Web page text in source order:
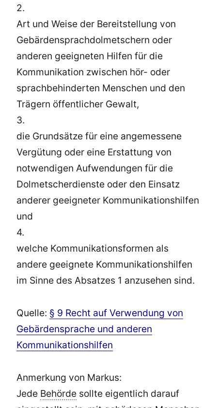
2.
Art und Weise der Bereitstellung von
Gebärdensprachdolmetschern oder
anderen geeigneten Hilfen für die
Kommunikation zwischen hör- oder
sprachbehinderten Menschen und den
Trägern öffentlicher Gewalt,
3.
die Grundsätze für eine angemessene
Vergütung oder eine Erstattung von
notwendigen Aufwendungen für die
Dolmetscherdienste oder den Einsatz
anderer geeigneter Kommunikationshilfen
und
4.
welche Kommunikationsformen als
andere geeignete Kommunikationshilfen
im Sinne des Absatzes 1 anzusehen sind.
Quelle: § 9 Recht auf Verwendung von
Gebärdensprache und anderen
Kommunikationshilfen
Anmerkung von Markus:
Jede Behörde sollte eigentlich darauf